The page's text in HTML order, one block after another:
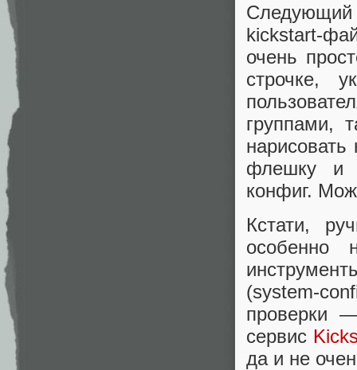
kickstart-
очень
строчке,
группами,
флешку и
конфиг.
Кстати,
особенно
(system-
проверки
сервис
да и не